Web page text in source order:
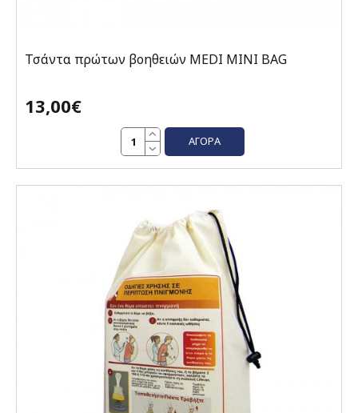
Τσάντα πρώτων βοηθειών MEDI MINI BAG
13,00€
ΑΓΟΡΆ